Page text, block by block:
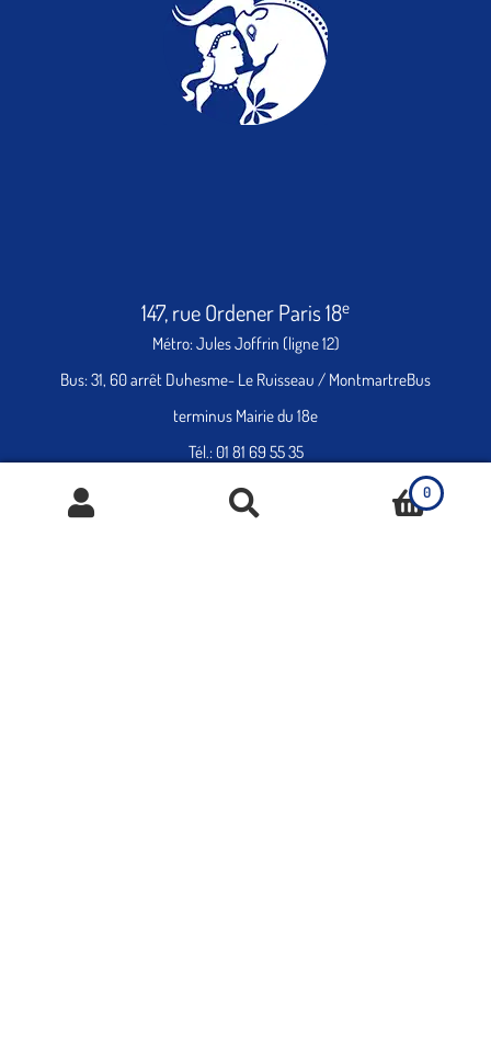
147, rue Ordener Paris 18e
Métro: Jules Joffrin (ligne 12)
Bus: 31, 60 arrêt Duhesme- Le Ruisseau / MontmartreBus
terminus Mairie du 18e
Tél.: 01 81 69 55 35
Ouverture:
0